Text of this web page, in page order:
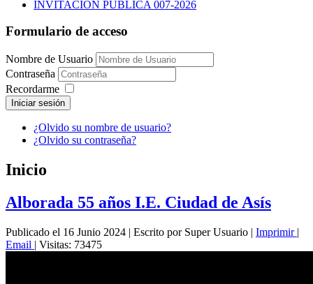
INVITACION PUBLICA 007-2026
Formulario de acceso
Nombre de Usuario
Contraseña
Recordarme
Iniciar sesión
¿Olvido su nombre de usuario?
¿Olvido su contraseña?
Inicio
Alborada 55 años I.E. Ciudad de Asís
Publicado el 16 Junio 2024 | Escrito por Super Usuario | Imprimir |
Email | Visitas: 73475